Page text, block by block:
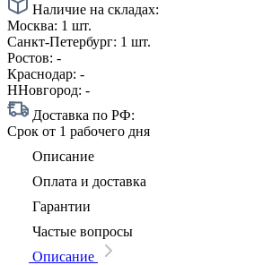
Наличие на складах:
Москва: 1 шт.
Санкт-Петербург: 1 шт.
Ростов: -
Краснодар: -
ННовгород: -
Доставка по РФ:
Срок от 1 рабочего дня
Описание
Оплата и доставка
Гарантии
Частые вопросы
Описание